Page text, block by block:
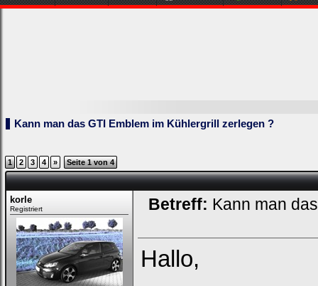
Kann man das GTI Emblem im Kühlergrill zerlegen ?
1 2 3 4 » Seite 1 von 4
korle
Registriert Betreff: Kann man
Hallo,